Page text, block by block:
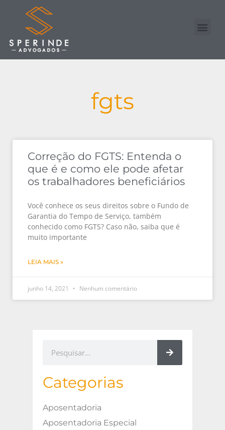
fgts
Correção do FGTS: Entenda o
que é e como ele pode afetar
os trabalhadores beneficiários
Você conhece os seus direitos sobre o Fundo de
Garantia do Tempo de Serviço, também
conhecido como FGTS? Caso não, saiba que é
muito importante
LEIA MAIS »
junho 14, 2021 Nenhum comentário
Categorias
Aposentadoria
Aposentadoria Especial